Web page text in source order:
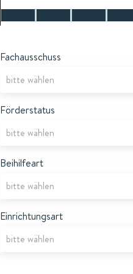
Fachausschuss
Förderstatus
Beihilfeart
Einrichtungsart